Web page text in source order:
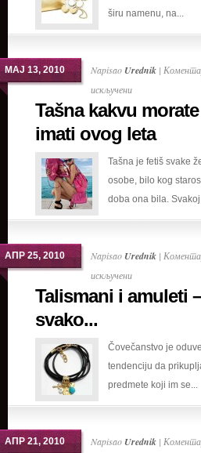
širu namenu, na...
МАЈ 13, 2010 Napisao Urednik |
искљученина
Tašna
kakvu
imati
ovog
leta
Tašna kakvu morate
imati ovog leta
Tašna je fetiš svake
osobe, bilo kog
doba ona bila.
АПР 25, 2010 Napisao Urednik |
искљученина
Talismani
–
za
svakog
po
Talismani i amuleti
svako...
Čovečanstvo je
tendenciju da
predmete koji im se...
АПР 21, 2010 Napisao Urednik |